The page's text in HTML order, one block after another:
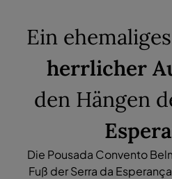
Ein
herrlicher
den Hängen
Die Pousada Convento
Fuß der Serra da